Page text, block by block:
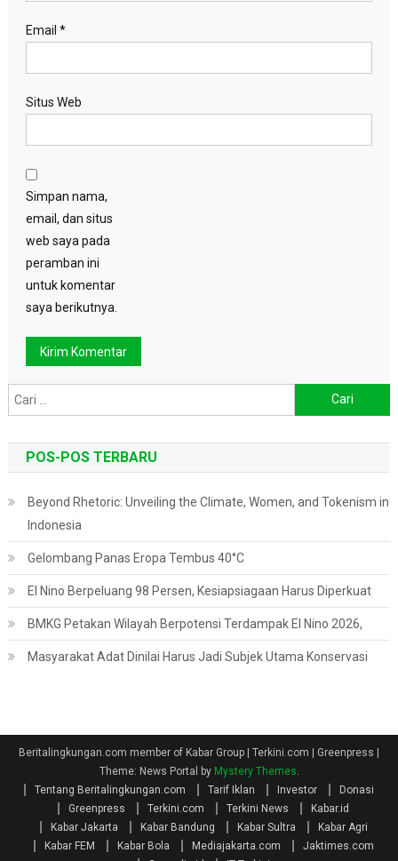
Email *
Situs Web
Simpan nama,
email, dan situs
web saya pada
peramban ini
untuk komentar
saya berikutnya.
untuk:
POS-POS TERBARU
Beyond Rhetoric: Unveiling the Climate, Women, and Tokenism in
Indonesia
Gelombang Panas Eropa Tembus 40°C
El Nino Berpeluang 98 Persen, Kesiapsiagaan Harus Diperkuat
BMKG Petakan Wilayah Berpotensi Terdampak El Nino 2026,
Masyarakat Adat Dinilai Harus Jadi Subjek Utama Konservasi
Beritalingkungan.com member of Kabar Group | Terkini.com | Greenpress |
Theme: News Portal by Mystery Themes
Tentang Beritalingkungan.com
Tarif Iklan Investor
Donasi
Greenpress
Terkini.com Terkini News
Kabar.id
Kabar Jakarta
Kabar Bandung Kabar Sultra
Kabar Agri
Kabar FEM
Kabar Bola Mediajakarta.com
Jaktimes.com